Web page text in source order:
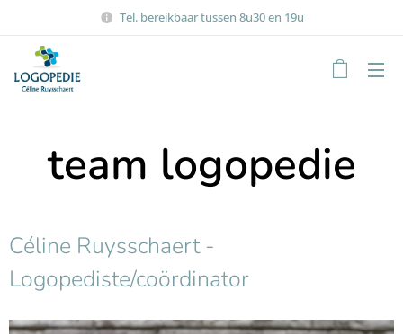
Tel. bereikbaar tussen 8u30 en 19u
team logopedie
Céline Ruysschaert -
Logopediste/coördinator